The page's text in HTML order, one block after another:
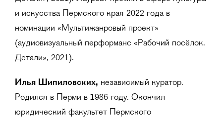
и искусства Пермского края 2022 года в
номинации «Мультижанровый проект»
(аудиовизуальный перформанс «Рабочий посёлок.
Детали», 2021).
Илья Шипиловских, независимый куратор.
Родился в Перми в 1986 году. Окончил
юридический факультет Пермского